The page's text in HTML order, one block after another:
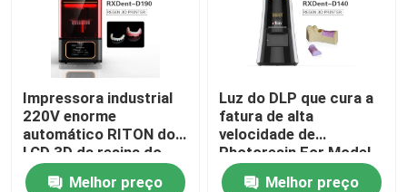
Impressora industrial
220V enorme
automático RITON do
LCD 3D da resina do
ISO 13485
Melhor preço
Luz do DLP que cura a
fatura de alta
velocidade de
Photoresin For Model
da impressora 3d
Melhor preço